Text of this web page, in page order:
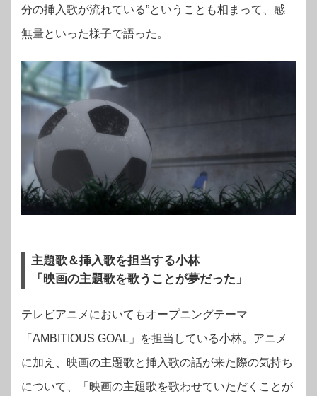
分の挿入歌が流れている”ということも相まって、感
無量といった様子で語った。
主題歌＆挿入歌を担当する小林
「映画の主題歌を歌うことが夢だった」
テレビアニメにおいてもオープニングテーマ
「AMBITIOUS GOAL」を担当している小林。アニメ
に加え、映画の主題歌と挿入歌の話が来た際の気持ち
について、「映画の主題歌を歌わせていただくことが